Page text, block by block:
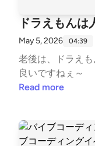
ドラえもんは
May 5, 2026 04:39
老後は、ドラえ
良いですねぇ～
Read more